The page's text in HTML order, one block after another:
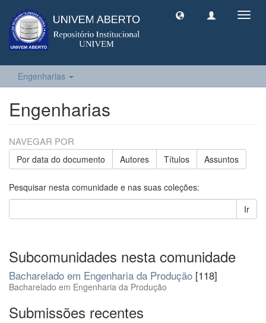
Engenharias
Engenharias
NAVEGAR POR
Por data do documento Autores Títulos Assuntos
Pesquisar nesta comunidade e nas suas coleções:
Ir
Subcomunidades nesta comunidade
Bacharelado em Engenharia da Produção [118]
Bacharelado em Engenharia da Produção
Submissões recentes